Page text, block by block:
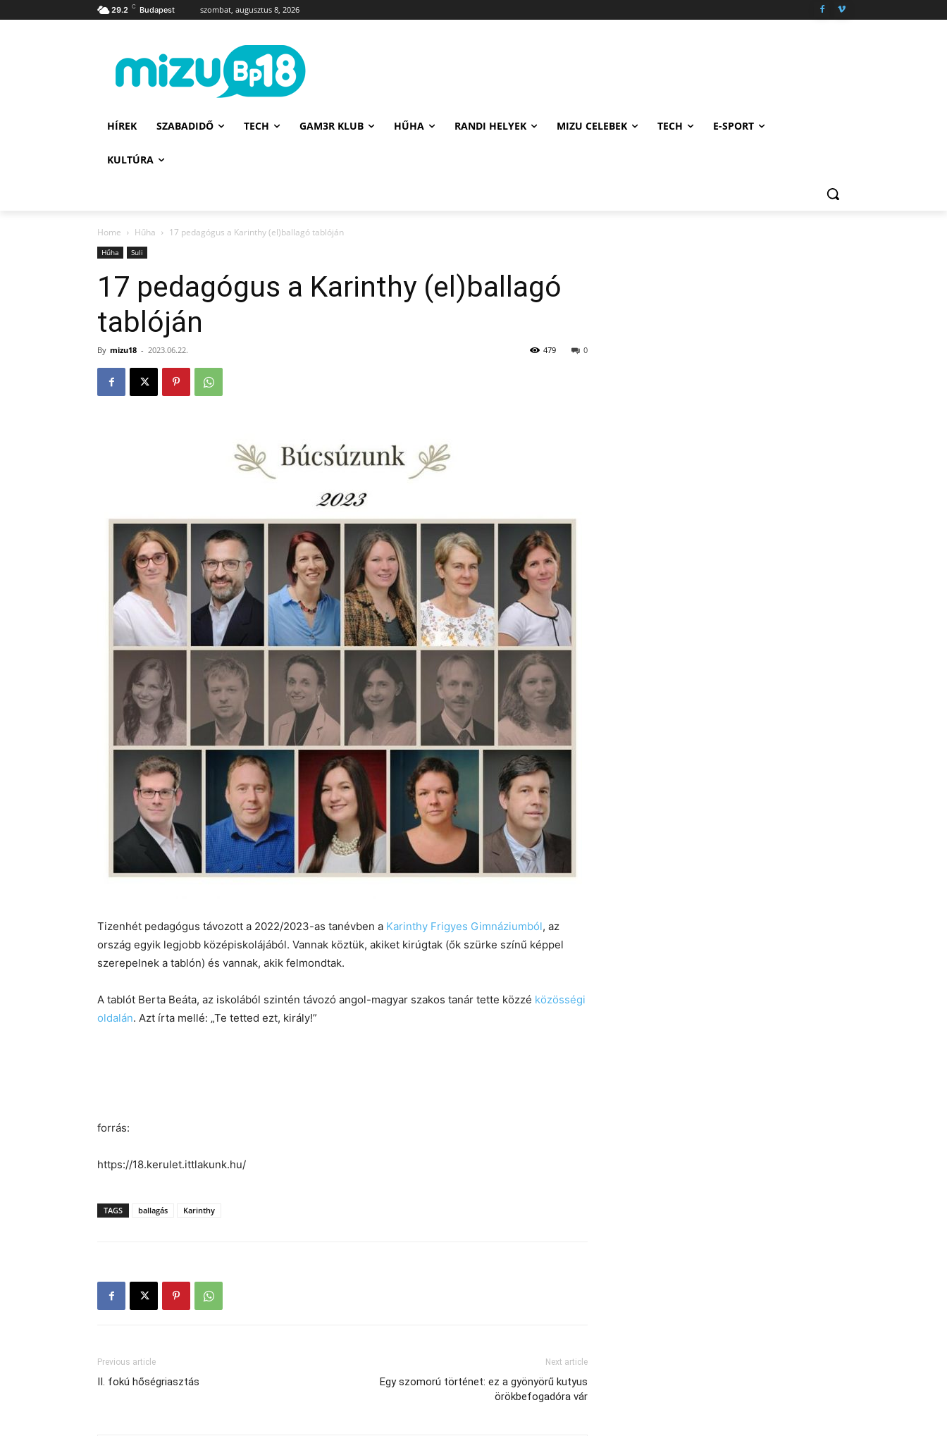
29.2 C Budapest szombat, augusztus 8, 2026
HÍREK SZABADIDŐ TECH GAM3R KLUB HŰHA RANDI HELYEK MIZU CELEBEK TECH E-SPORT
KULTÚRA
Home Hűha 17 pedagógus a Karinthy (el)ballagó tablóján
Hűha Suli
17 pedagógus a Karinthy (el)ballagó
tablóján
By mizu18 - 2023.06.22. 0
479
Tizenhét pedagógus távozott a 2022/2023-as tanévben a Karinthy Frigyes Gimnáziumból, az
ország egyik legjobb középiskolájából. Vannak köztük, akiket kirúgtak (ők szürke színű képpel
szerepelnek a tablón) és vannak, akik felmondtak.
A tablót Berta Beáta, az iskolából szintén távozó angol-magyar szakos tanár tette közzé közösségi
oldalán. Azt írta mellé: „Te tetted ezt, király!”
forrás:
https://18.kerulet.ittlakunk.hu/
TAGS ballagás Karinthy
Previous article
II. fokú hőségriasztás
Next article
Egy szomorú történet: ez a gyönyörű kutyus
örökbefogadóra vár